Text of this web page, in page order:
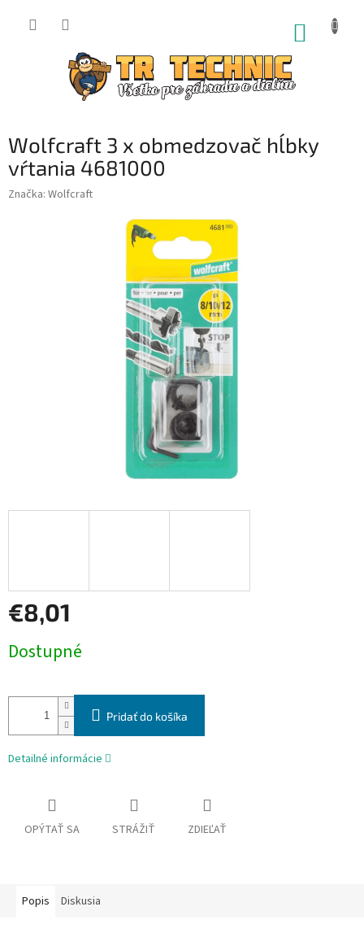
Wolfcraft 3 x obmedzovač hĺbky
vŕtania 4681000
Značka: Wolfcraft
€8,01
cena:
Dostupné
Pridať do košíka
Detailné informácie
OPÝTAŤ SA STRÁŽIŤ ZDIEĽAŤ
Popis Diskusia